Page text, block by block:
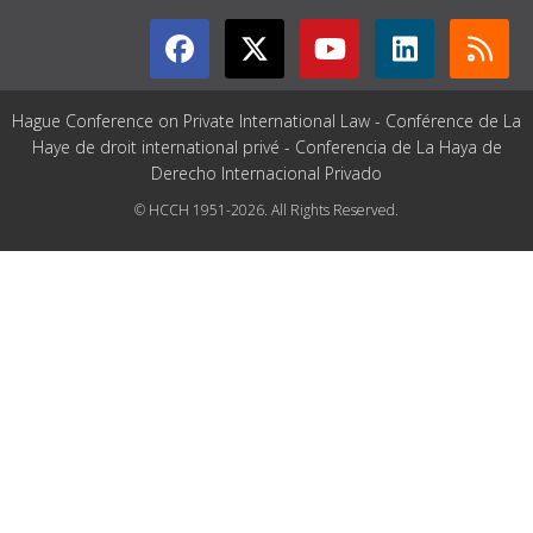
Hague Conference on Private International Law - Conférence de La
Haye de droit international privé - Conferencia de La Haya de
Derecho Internacional Privado
© HCCH 1951-2026. All Rights Reserved.